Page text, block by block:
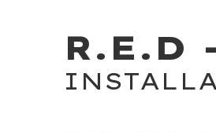
R.E.D